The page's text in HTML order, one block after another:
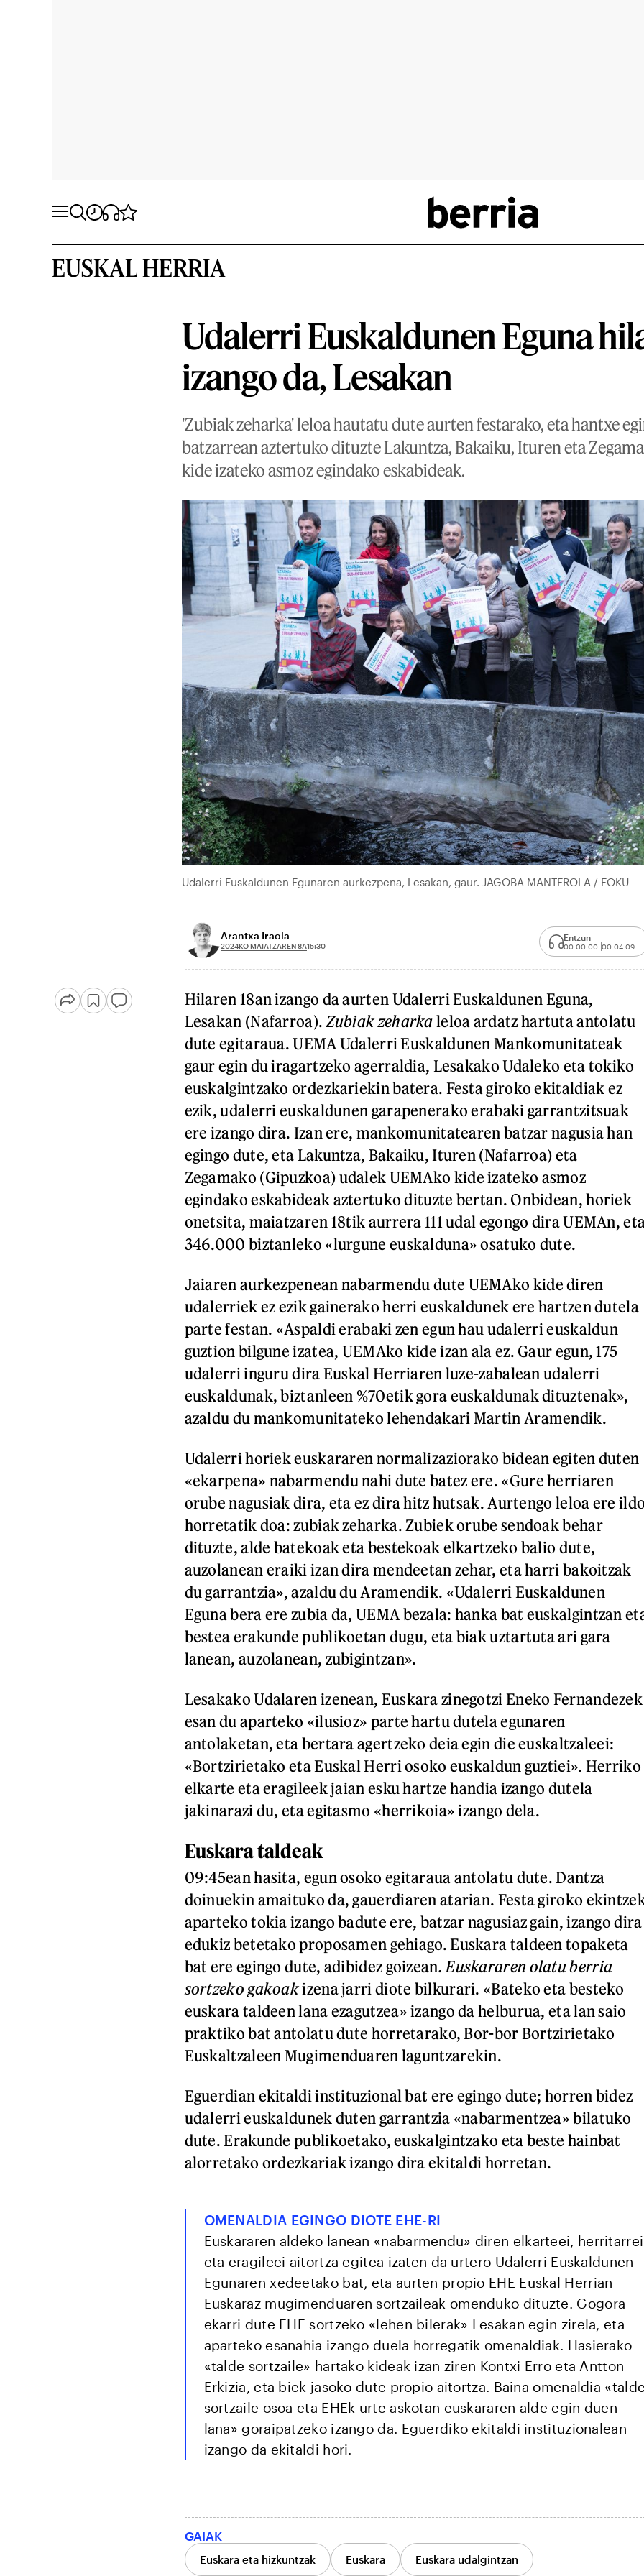
EUSKAL HERRIA
Udalerri Euskaldunen Eguna
izango da, Lesakan
'Zubiak zeharka' leloa hautatu dute aurten festarako, eta hantxe
batzarrean aztertuko dituzte Lakuntza, Bakaiku, Ituren eta
kide izateko asmoz egindako eskabideak.
Udalerri Euskaldunen Egunaren aurkezpena, Lesakan, gaur. JAGOBA MANTEROLA / FOKU
Arantxa Iraola
2024KO MAIATZAREN 8A15:30
Entzun
00:00:00 00:04:09
Hilaren 18an izango da aurten Udalerri Euskaldunen Eguna,
Lesakan (Nafarroa).Zubiak zeharka leloa ardatz hartuta antolatu
dute egitaraua. UEMA Udalerri Euskaldunen Mankomunitateak
gaur egin du iragartzeko agerraldia, Lesakako Udaleko eta tokiko
euskalgintzako ordezkariekin batera. Festa giroko ekitaldiak ez
ezik, udalerri euskaldunen garapenerako erabaki garrantzitsuak
ere izango dira. Izan ere, mankomunitatearen batzar nagusia han
egingo dute, eta Lakuntza, Bakaiku, Ituren (Nafarroa) eta
Zegamako (Gipuzkoa) udalek UEMAko kide izateko asmoz
egindako eskabideak aztertuko dituzte bertan. Onbidean, horiek
onetsita, maiatzaren 18tik aurrera 111 udal egongo dira UEMAn,
346.000 biztanleko «lurgune euskalduna» osatuko dute.
Jaiaren aurkezpenean nabarmendu dute UEMAko kide diren
udalerriek ez ezik gainerako herri euskaldunek ere hartzen dutela
parte festan. «Aspaldi erabaki zen egun hau udalerri euskaldun
guztion bilgune izatea, UEMAko kide izan ala ez. Gaur egun, 175
udalerri inguru dira Euskal Herriaren luze-zabalean udalerri
euskaldunak, biztanleen %70etik gora euskaldunak dituztenak»,
azaldu du mankomunitateko lehendakari Martin Aramendik.
Udalerri horiek euskararen normalizaziorako bidean egiten duten
«ekarpena» nabarmendu nahi dute batez ere. «Gure herriaren
orube nagusiak dira, eta ez dira hitz hutsak. Aurtengo leloa ere
horretatik doa: zubiak zeharka. Zubiek orube sendoak behar
dituzte, alde batekoak eta bestekoak elkartzeko balio dute,
auzolanean eraiki izan dira mendeetan zehar, eta harri bakoitzak
du garrantzia», azaldu du Aramendik. «Udalerri Euskaldunen
Eguna bera ere zubia da, UEMA bezala: hanka bat euskalgintzan
bestea erakunde publikoetan dugu, eta biak uztartuta ari gara
lanean, auzolanean, zubigintzan».
Lesakako Udalaren izenean, Euskara zinegotzi Eneko Fernandezek
esan du aparteko «ilusioz» parte hartu dutela egunaren
antolaketan, eta bertara agertzeko deia egin die euskaltzaleei:
«Bortzirietako eta Euskal Herri osoko euskaldun guztiei». Herriko
elkarte eta eragileek jaian esku hartze handia izango dutela
jakinarazi du, eta egitasmo «herrikoia» izango dela.
Euskara taldeak
09:45ean hasita, egun osoko egitaraua antolatu dute. Dantza
doinuekin amaituko da, gauerdiaren atarian. Festa giroko
aparteko tokia izango badute ere, batzar nagusiaz gain, izango dira
edukiz betetako proposamen gehiago. Euskara taldeen topaketa
bat ere egingo dute, adibidez goizean. Euskararen olatu berria
sortzeko gakoakizena jarri diote bilkurari. «Bateko eta besteko
euskara taldeen lana ezagutzea» izango da helburua, eta lan saio
praktiko bat antolatu dute horretarako, Bor-bor Bortzirietako
Euskaltzaleen Mugimenduaren laguntzarekin.
Eguerdian ekitaldi instituzional bat ere egingo dute; horren bidez
udalerri euskaldunek duten garrantzia «nabarmentzea» bilatuko
dute. Erakunde publikoetako, euskalgintzako eta beste hainbat
alorretako ordezkariak izango dira ekitaldi horretan.
OMENALDIA EGINGO DIOTE EHE-RI
Euskararen aldeko lanean «nabarmendu» diren elkarteei, herritarrei
eta eragileei aitortza egitea izaten da urtero Udalerri Euskaldunen
Egunaren xedeetako bat, eta aurten propio EHE Euskal Herrian
Euskaraz mugimenduaren sortzaileak omenduko dituzte. Gogora
ekarri dute EHE sortzeko «lehen bilerak» Lesakan egin zirela, eta
aparteko esanahia izango duela horregatik omenaldiak. Hasierako
«talde sortzaile» hartako kideak izan ziren Kontxi Erro eta Antton
Erkizia, eta biek jasoko dute propio aitortza. Baina omenaldia
sortzaile osoa eta EHEk urte askotan euskararen alde egin duen
lana» goraipatzeko izango da. Eguerdiko ekitaldi instituzionalean
izango da ekitaldi hori.
GAIAK
Euskara eta hizkuntzak Euskara Euskara udalgintzan